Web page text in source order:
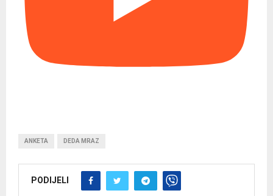
ANKETA DEDA MRAZ
PODIJELI